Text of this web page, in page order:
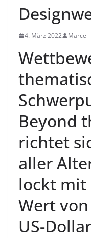
4. März 2022 Marcel
Beyond
richtet
aller
lockt mit
Wert
US-Dollar